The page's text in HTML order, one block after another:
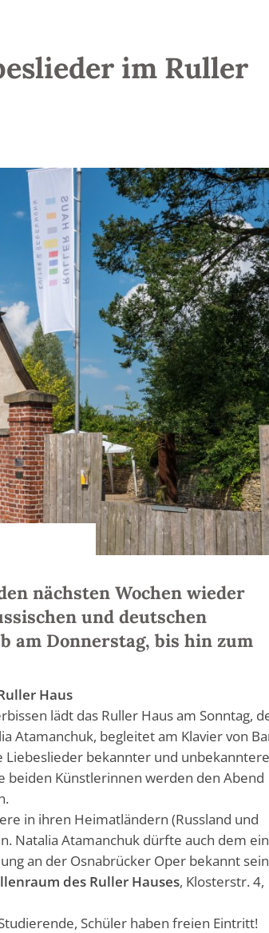
im Ruller
nächsten Wochen wieder
und deutschen
am Donnerstag, bis hin zum
Haus
lädt das Ruller Haus am Sonntag,
Atamanchuk, begleitet am Klavier von
Liebeslieder bekannter und
beiden Künstlerinnen werden den Abend
in ihren Heimatländern (Russland und
Natalia Atamanchuk dürfte auch dem
an der Osnabrücker Oper bekannt
des Ruller Hauses, Klosterstr. 4,
Schüler haben freien Eintritt!